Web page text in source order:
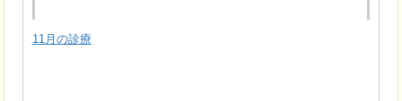
11月の診療